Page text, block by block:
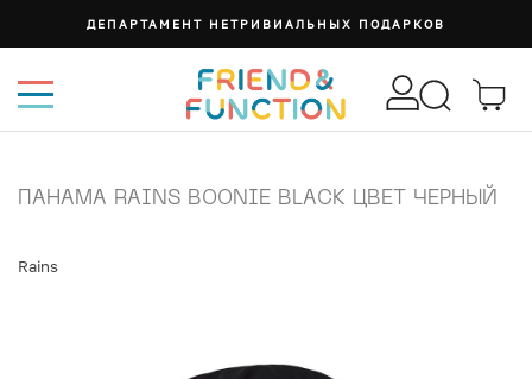
ДЕПАРТАМЕНТ НЕТРИВИАЛЬНЫХ ПОДАРКОВ
ПАНАМА RAINS BOONIE BLACK ЦВЕТ ЧЕРНЫЙ
Rains